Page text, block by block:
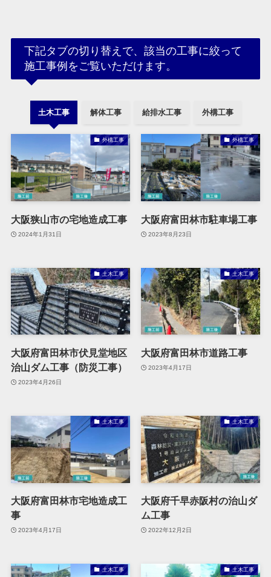
下記タブの切り替えで、該当の工事に絞って
施工事例をご覧いただけます。
土木工事 解体工事 給排水工事 外構工事
外構工事
大阪狭山市の宅地造成工事
2024年1月31日
外構工事
大阪府富田林市駐車場工事
2023年8月23日
土木工事
大阪府富田林市伏見堂地区
治山ダム工事（防災工事）
2023年4月26日
土木工事
大阪府富田林市道路工事
2023年4月17日
土木工事
大阪府富田林市宅地造成工
事
2023年4月17日
土木工事
大阪府千早赤阪村の治山ダ
ム工事
2022年12月2日
土木工事 土木工事